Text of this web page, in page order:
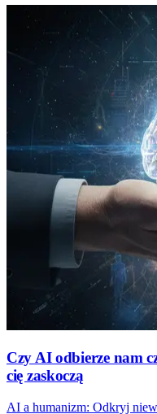
Czy AI odbierze nam
cię zaskoczą
AI a humanizm: Odkryj